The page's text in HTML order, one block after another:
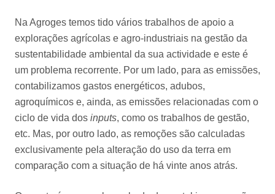
Na Agroges temos tido vários trabalhos de apoio a
explorações agrícolas e agro-industriais na gestão da
sustentabilidade ambiental da sua actividade e este é
um problema recorrente. Por um lado, para as emissões,
contabilizamos gastos energéticos, adubos,
agroquímicos e, ainda, as emissões relacionadas com o
ciclo de vida dos inputs, como os trabalhos de gestão,
etc. Mas, por outro lado, as remoções são calculadas
exclusivamente pela alteração do uso da terra em
comparação com a situação de há vinte anos atrás.